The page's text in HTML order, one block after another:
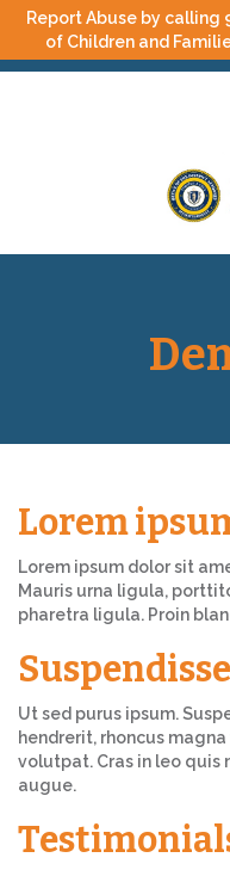
Report Abuse by calling
of Children and
Lorem
Lorem ipsum dolor sit
Mauris urna ligula,
pharetra ligula. Proin
Ut sed purus ipsum.
hendrerit, rhoncus
volutpat. Cras in leo
augue.